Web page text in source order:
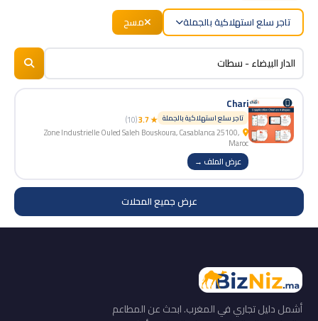
تاجر سلع استهلاكية بالجملة مسح
Chari
تاجر سلع استهلاكية بالجملة ★ 3.7
(10)
Zone Industrielle Ouled Saleh Bouskoura, Casablanca 25100,
Maroc
عرض الملف →
عرض جميع المحلات
BizNiz.ma
أشمل دليل تجاري في المغرب. ابحث عن المطاعم